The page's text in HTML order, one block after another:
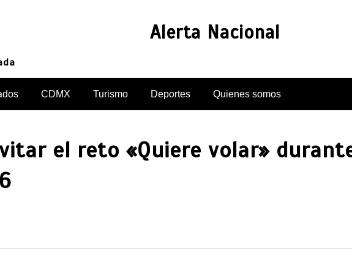
Alerta Nacional
CDMX Turismo Deportes Quienes somos
el reto «Quiere volar»